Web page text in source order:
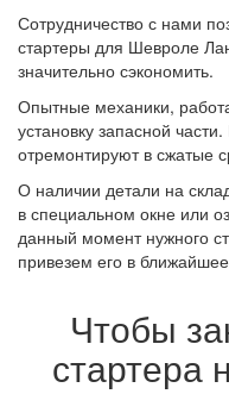
Сотрудничество с нами
стартеры для Шевроле
значительно сэкономить.
Опытные механики,
установку запасной
отремонтируют в сжатые
О наличии детали на
в специальном окне или
данный момент нужного
привезем его в
Чтобы
стартера